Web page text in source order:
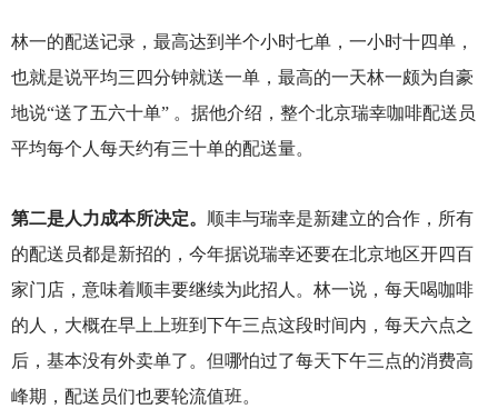
林一的配送记录，最高达到半个小时七单，一小时十四单，
也就是说平均三四分钟就送一单，最高的一天林一颇为自豪
地说“送了五六十单” 。据他介绍，整个北京瑞幸咖啡配送员
平均每个人每天约有三十单的配送量。
第二是人力成本所决定。 顺丰与瑞幸是新建立的合作，所有
的配送员都是新招的，今年据说瑞幸还要在北京地区开四百
家门店，意味着顺丰要继续为此招人。林一说，每天喝咖啡
的人，大概在早上上班到下午三点这段时间内，每天六点之
后，基本没有外卖单了。但哪怕过了每天下午三点的消费高
峰期，配送员们也要轮流值班。